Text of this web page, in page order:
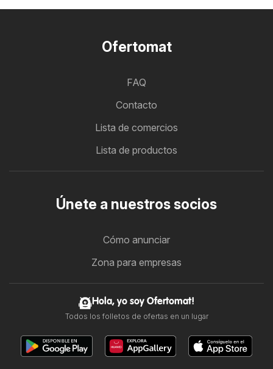
Ofertomat
FAQ
Contacto
Lista de comercios
Lista de productos
Únete a nuestros socios
Cómo anunciar
Zona para empresas
Hola, yo soy Ofertomat!
Todos los folletos de ofertas en un lugar